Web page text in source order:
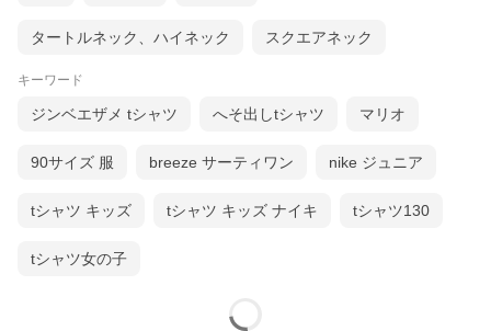
タートルネック、ハイネック スクエアネック
キーワード
ジンベエザメ tシャツ へそ出しtシャツ マリオ
90サイズ 服 breeze サーティワン nike ジュニア
tシャツ キッズ tシャツ キッズ ナイキ tシャツ130
tシャツ女の子